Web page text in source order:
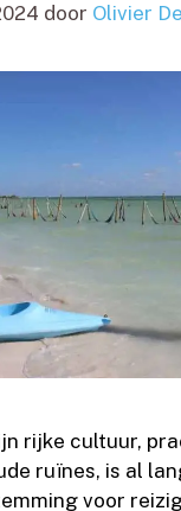
door Olivier
rijke cultuur,
ruïnes, is al
voor